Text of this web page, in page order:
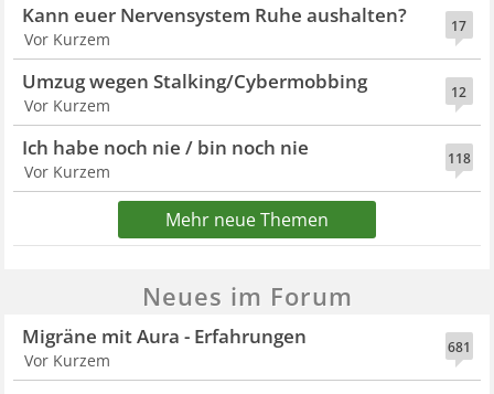
17
Kann euer Nervensystem Ruhe aushalten?
Vor Kurzem
12
Umzug wegen Stalking/Cybermobbing
Vor Kurzem
118
Ich habe noch nie / bin noch nie
Vor Kurzem
Mehr neue Themen
Neues im Forum
681
Migräne mit Aura - Erfahrungen
Vor Kurzem